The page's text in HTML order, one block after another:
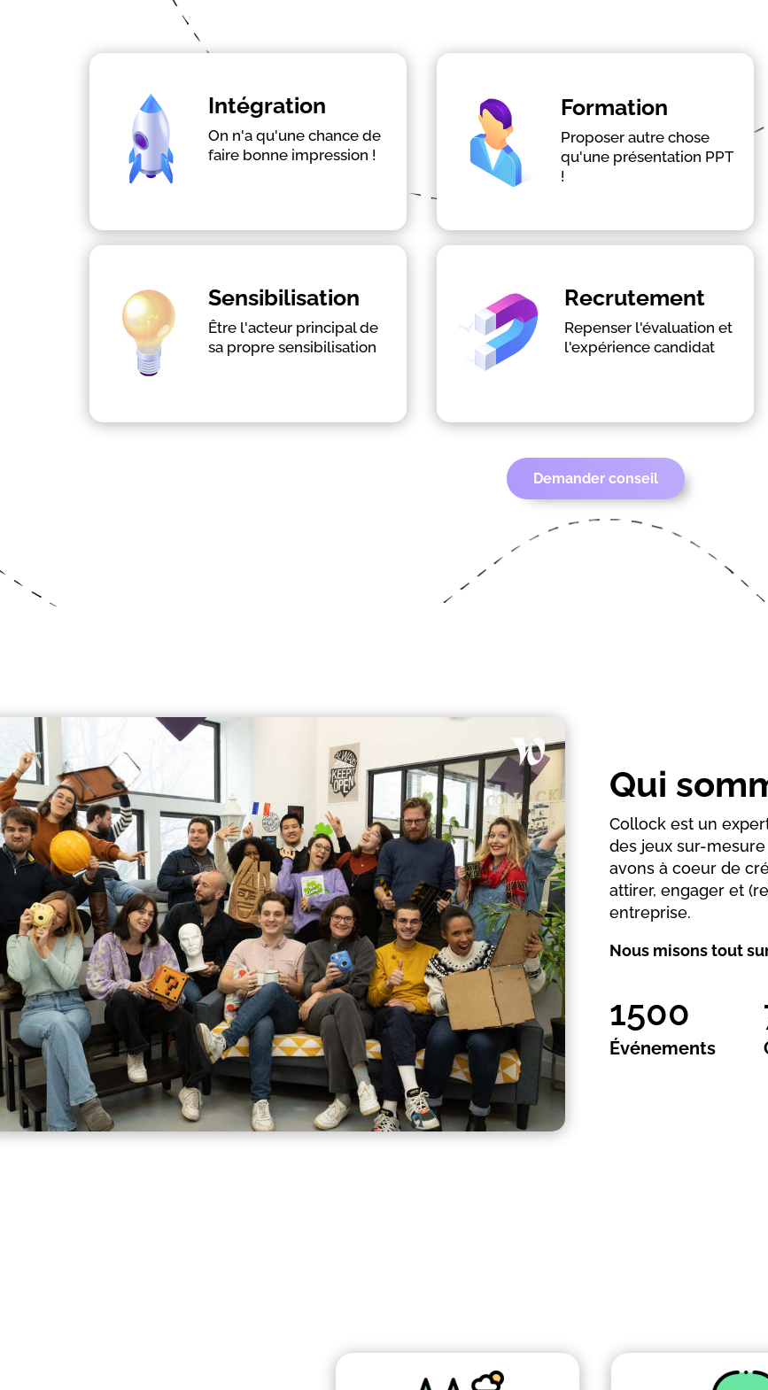
Intégration
On n'a qu'une chance de
faire bonne impression !
Transmettre la culture
Rendre les recrues opérationnelles
Sensibilisation
Être l'acteur principal de
sa propre sensibilisation
Encourager les bonnes pratiques
Casser les stéréotypes
Formation
Proposer autre chose
qu'une présentation PPT
!
Renforcer l'engagement
Augmenter la participation
Recrutement
Repenser l'évaluation et
l'expérience candidat
Améliorer l'expérience candidat
Evaluer les soft skills sans biais
Demander conseil
Qui
Collock est un
des jeux sur-
avons à coeur de
attirer, engager et
entreprise.
Nous misons tout
1500
Événements